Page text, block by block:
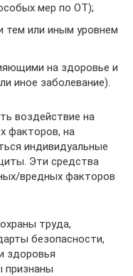
мер по ОТ);
или иным уровнем
на здоровье и
иное заболевание).
воздействие на
факторов, на
индивидуальные
Эти средства
вредных факторов
труда,
безопасности,
здоровья
признаны